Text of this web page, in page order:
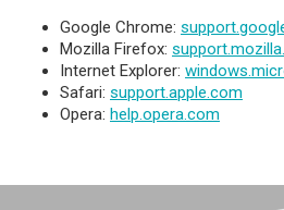
Google Chrome:
Mozilla Firefox:
Internet Explorer:
Safari: support.apple.com
Opera: help.opera.com